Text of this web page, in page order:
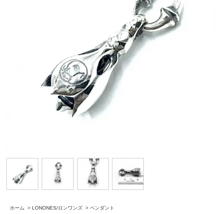
ホーム > LONONES/ロンワンズ > ペンダント